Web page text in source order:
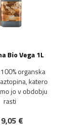
Bio Vega 1L
organska
katero
jo v obdobju
rasti
€